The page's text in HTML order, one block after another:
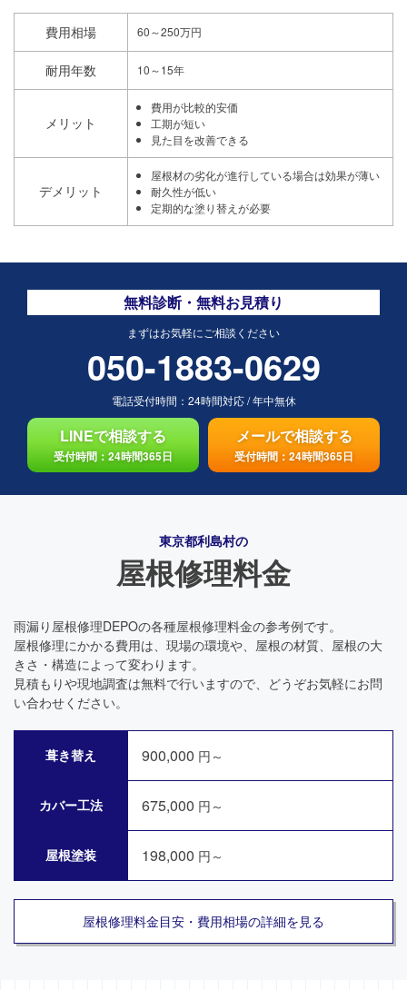
費用相場 60～250万円
耐用年数 10～15年
メリット
費用が比較的安価
工期が短い
見た目を改善できる
デメリット
屋根材の劣化が進行している場合は効果が薄い
耐久性が低い
定期的な塗り替えが必要
無料診断・無料お見積り
まずはお気軽にご相談ください
050-1883-0629
電話受付時間： 24時間対応/年中無休
LINEで相談する
受付時間：24時間365日
メールで相談する
受付時間：24時間365日
東京都利島村の
屋根修理料金
雨漏り屋根修理DEPOの各種屋根修理料金の参考例です。
屋根修理にかかる費用は、現場の環境や、屋根の材質、屋根の大
きさ・構造によって変わります。
見積もりや現地調査は無料で行いますので、どうぞお気軽にお問
い合わせください。
葺き替え 900,000 円～
カバー工法 675,000 円～
屋根塗装 198,000 円～
屋根修理料金目安・費用相場の詳細を見る